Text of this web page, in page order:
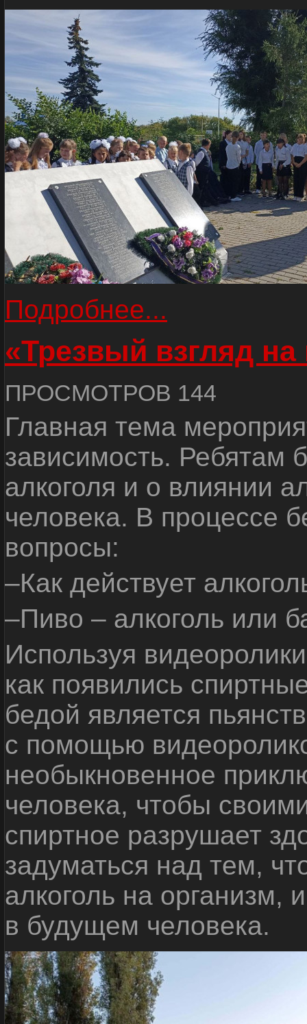
Подробнее...
«Трезвый взгляд на
ПРОСМОТРОВ 144
Главная тема
зависимость. Ребятам
алкоголя и о влиянии
человека. В процессе
вопросы:
–Как действует
–Пиво – алкоголь или
Используя
как появились
бедой является
с помощью
необыкновенное
человека, чтобы
спиртное разрушает
задуматься над тем,
алкоголь на организм,
в будущем человека.